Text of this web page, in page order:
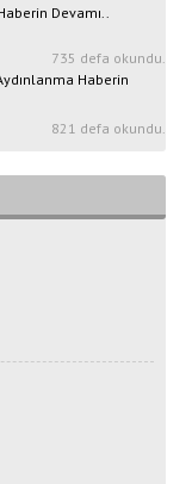
Devamı..
735 defa okundu.
Haberin
821 defa okundu.